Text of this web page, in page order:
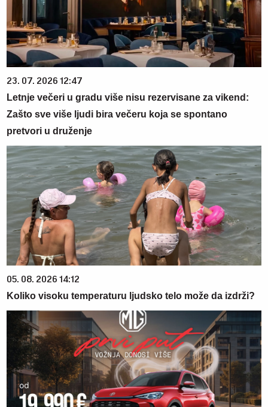
23. 07. 2026 12:47
Letnje večeri u gradu više nisu rezervisane za vikend:
Zašto sve više ljudi bira večeru koja se spontano
pretvori u druženje
05. 08. 2026 14:12
Koliko visoku temperaturu ljudsko telo može da izdrži?